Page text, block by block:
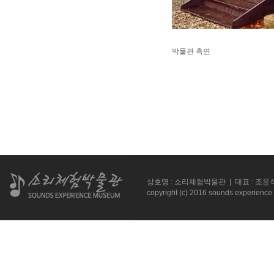
박물관 측면
상호명 : 소리체험박물관 | 대표 : 조
copyright (c) 2016 sounds